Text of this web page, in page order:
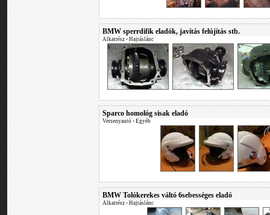
BMW sperrdifik eladók, javítás felújítás stb.
Alkatrész • Hajtáslánc
Sparco homológ sisak eladó
Versenyautó • Egyéb
BMW Tolókerekes váltó 6sebességes eladó
Alkatrész • Hajtáslánc